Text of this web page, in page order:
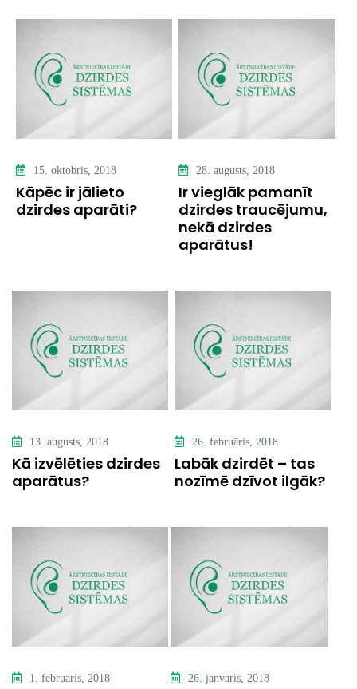
15. oktobris, 2018
Kāpēc ir jālieto
dzirdes aparāti?
28. augusts, 2018
Ir vieglāk pamanīt
dzirdes traucējumu,
nekā dzirdes
aparātus!
13. augusts, 2018
Kā izvēlēties dzirdes
aparātus?
26. februāris, 2018
Labāk dzirdēt – tas
nozīmē dzīvot ilgāk?
1. februāris, 2018 26. janvāris, 2018